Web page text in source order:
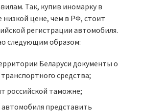
Так, купив иномарку в
низкой цене, чем в РФ, стоит
регистрации автомобиля.
следующим образом:
Беларуси документы о
средства;
российской таможне;
автомобиля представить